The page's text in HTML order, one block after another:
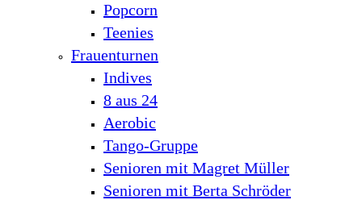
Popcorn
Teenies
Frauenturnen
Indives
8 aus 24
Aerobic
Tango-Gruppe
Senioren mit Magret Müller
Senioren mit Berta Schröder